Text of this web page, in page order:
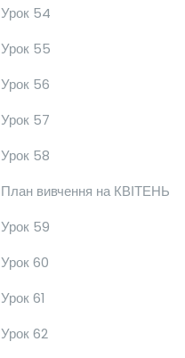
Урок 54
Урок 55
Урок 56
Урок 57
Урок 58
План вивчення на КВІТЕНЬ
Урок 59
Урок 60
Урок 61
Урок 62